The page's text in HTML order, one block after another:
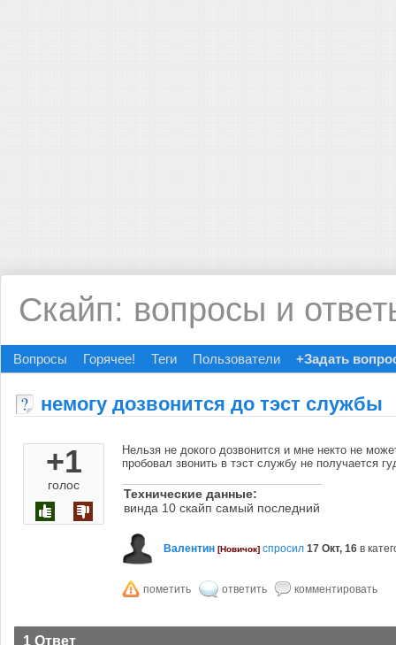
Скайп: вопросы и
Вопросы Горячее! Теги Пользователи +Задать
немогу дозвонится до тэст службы
+1
голос
Нельзя не докого дозвонится и мне некто не
пробовал звонить в тэст службу не получается
Технические данные:
винда 10 скайп самый последний
Валентин [Новичок] спросил 17 Окт, 16 в
1 Ответ